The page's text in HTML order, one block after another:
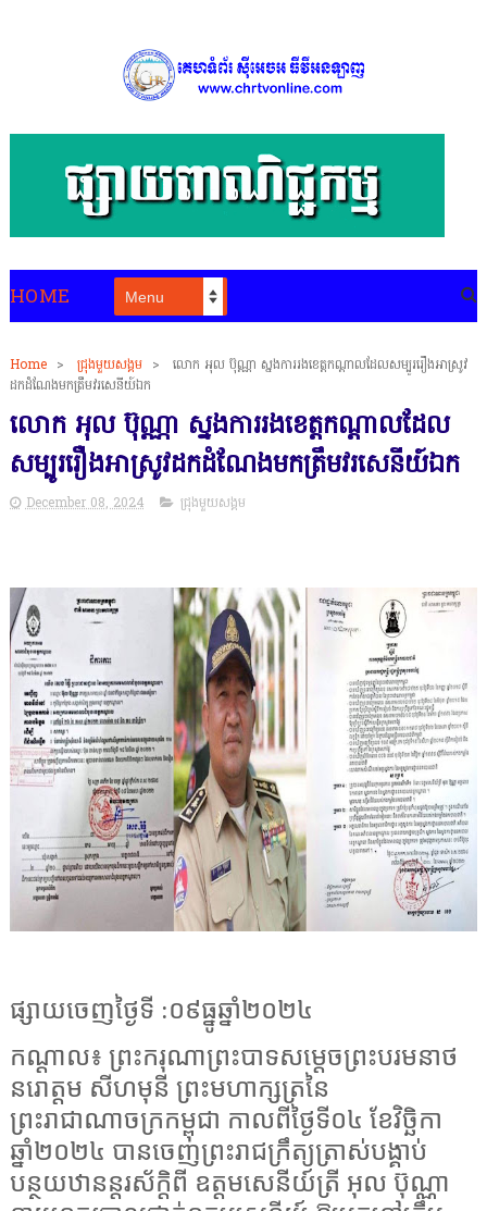
HOME
Home > ជ្រុងមួយសង្គម >
លោក អុល ប៊ុណ្ណា ស្នងការរងខេត្តកណ្ដាលដែលសម្បូររឿងអាស្រូវ
ដកដំណែងមកត្រឹមវរសេនីយ៍ឯក
លោក អុល ប៊ុណ្ណា ស្នងការរងខេត្តកណ្ដាលដែល
សម្បូររឿងអាស្រូវដកដំណែងមកត្រឹមវរសេនីយ៍ឯក
December 08, 2024 ជ្រុងមួយសង្គម
ផ្សាយចេញថ្ងៃទី :០៩ធ្នូឆ្នាំ២០២៤
កណ្ដាល៖ ព្រះករុណាព្រះបាទសម្តេចព្រះបរមនាថ
នរោត្តម សីហមុនី ព្រះមហាក្សត្រនៃ
ព្រះរាជាណាចក្រកម្ពុជា កាលពីថ្ងៃទី០៤ ខែវិច្ឆិកា
ឆ្នាំ២០២៤ បានចេញព្រះរាជក្រឹត្យត្រាស់បង្គាប់
បន្ថយឋានន្តរស័ក្តិពី ឧត្តមសេនីយ៍ត្រី អុល ប៊ុណ្ណា